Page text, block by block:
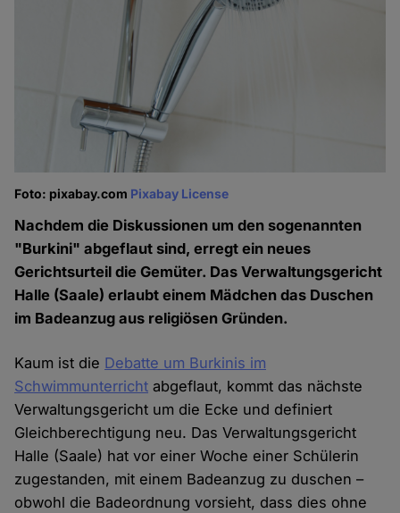
Foto: pixabay.com Pixabay License
Nachdem die Diskussionen um den sogenannten
"Burkini" abgeflaut sind, erregt ein neues
Gerichtsurteil die Gemüter. Das Verwaltungsgericht
Halle (Saale) erlaubt einem Mädchen das Duschen
im Badeanzug aus religiösen Gründen.
Kaum ist die Debatte um Burkinis im
Schwimmunterricht abgeflaut, kommt das nächste
Verwaltungsgericht um die Ecke und definiert
Gleichberechtigung neu. Das Verwaltungsgericht
Halle (Saale) hat vor einer Woche einer Schülerin
zugestanden, mit einem Badeanzug zu duschen –
obwohl die Badeordnung vorsieht, dass dies ohne